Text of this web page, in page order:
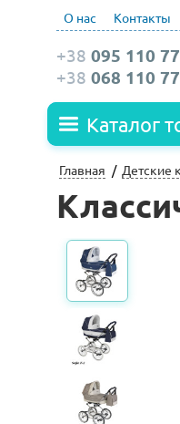
О нас Контакты
+38 095 110
+38 068 110
Каталог
Главная Детские